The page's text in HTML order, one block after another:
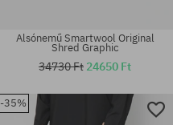
Elérhető méretek:
M; L
Alsónemű Smartwool Original
Shred Graphic
34730 Ft 24650 Ft
-35%